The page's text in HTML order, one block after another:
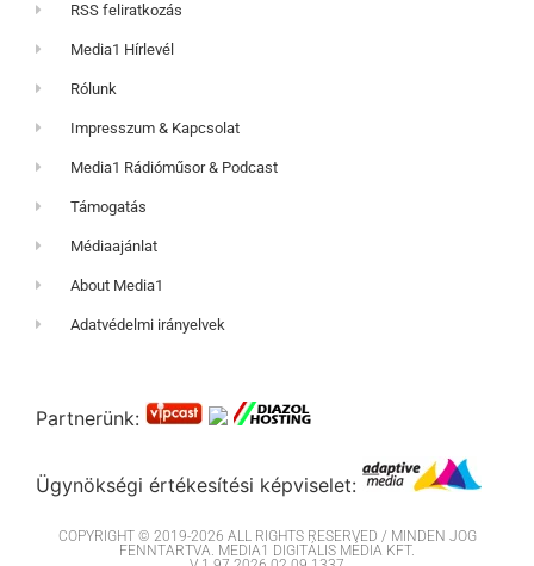
RSS feliratkozás
Media1 Hírlevél
Rólunk
Impresszum & Kapcsolat
Media1 Rádióműsor & Podcast
Támogatás
Médiaajánlat
About Media1
Adatvédelmi irányelvek
Partnerünk:
Ügynökségi értékesítési képviselet:
COPYRIGHT © 2019-2026 ALL RIGHTS RESERVED / MINDEN JOG
FENNTARTVA. MEDIA1 DIGITÁLIS MÉDIA KFT.